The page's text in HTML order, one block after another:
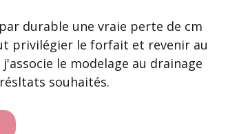
durable une vraie perte de cm
privilégier le forfait et revenir au
le modelage au drainage
souhaités.